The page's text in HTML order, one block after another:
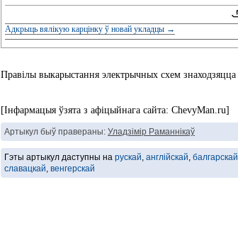
Адкрыць вялікую карцінку ў новай укладцы →
Правілы выкарыстання электрычных схем знаходзяцца
[Інфармацыя ўзята з афіцыйнага сайта: ChevyMan.ru]
Артыкул быў правераны: Уладзімір Раманнікаў
Гэты артыкул даступны на рускай, англійскай, балгарскай
славацкай, венгерскай